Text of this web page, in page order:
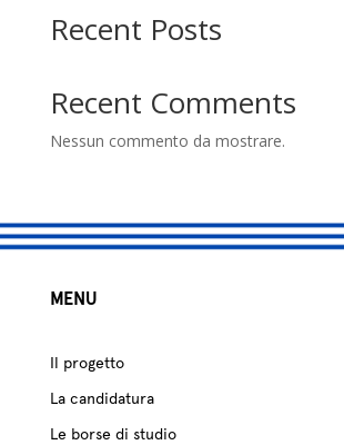
Le borse di
studio
Sostenitori
Scuole
Recent Posts
Recent Comments
Nessun commento da mostrare.
MENU
Il progetto
La candidatura
Le borse di studio